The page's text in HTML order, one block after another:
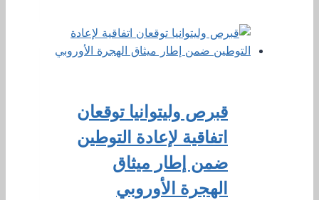
قبرص وليتوانيا توقعان
اتفاقية لإعادة التوطين
ضمن إطار ميثاق
الهجرة الأوروبي